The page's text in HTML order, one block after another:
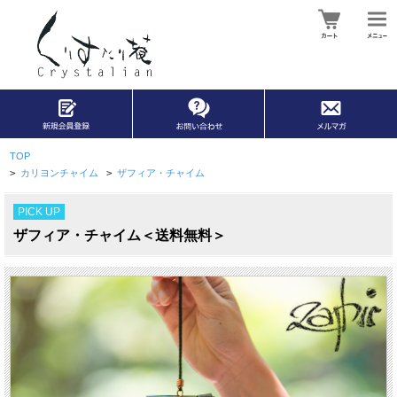
TOP
> カリヨンチャイム > ザフィア・チャイム
PICK UP
ザフィア・チャイム＜送料無料＞